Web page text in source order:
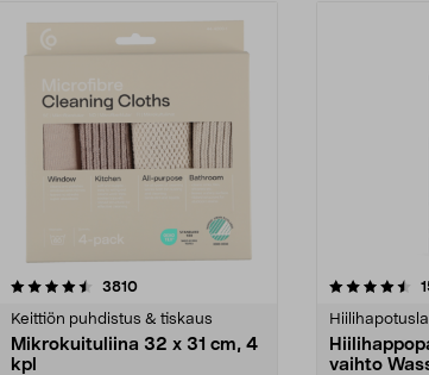
3810arvostelut
Keittiön puhdistus & tiskaus
Mikrokuituliina 32 x 31 cm, 4
kpl
4.5viidestä
vaihto